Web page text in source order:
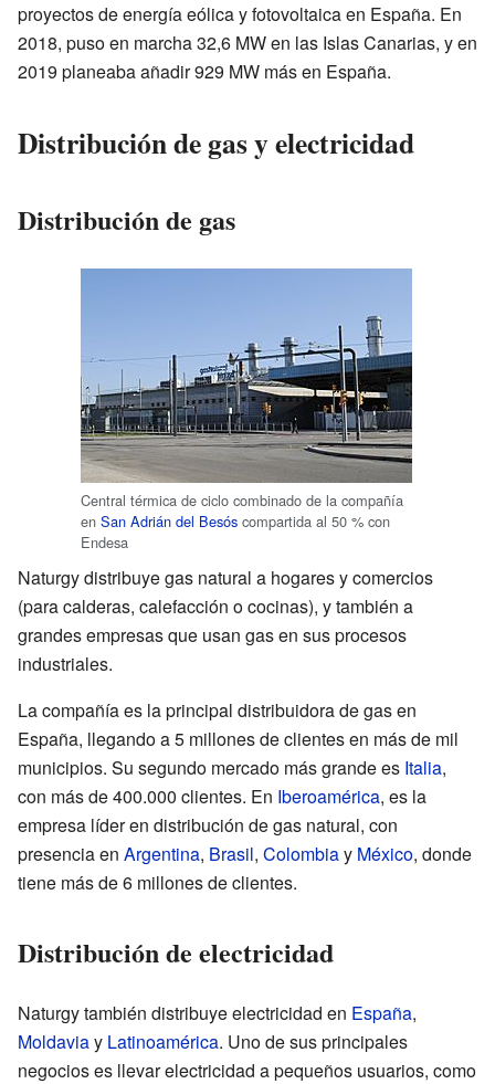
proyectos de energía eólica y fotovoltaica en España. En
2018, puso en marcha 32,6 MW en las Islas Canarias, y en
2019 planeaba añadir 929 MW más en España.
Distribución de gas y electricidad
Distribución de gas
Central térmica de ciclo combinado de la compañía
en San Adrián del Besós compartida al 50 % con
Endesa
Naturgy distribuye gas natural a hogares y comercios
(para calderas, calefacción o cocinas), y también a
grandes empresas que usan gas en sus procesos
industriales.
La compañía es la principal distribuidora de gas en
España, llegando a 5 millones de clientes en más de mil
municipios. Su segundo mercado más grande es Italia,
con más de 400.000 clientes. En Iberoamérica, es la
empresa líder en distribución de gas natural, con
presencia en Argentina, Brasil, Colombiay México, donde
tiene más de 6 millones de clientes.
Distribución de electricidad
Naturgy también distribuye electricidad en España,
Moldaviay Latinoamérica. Uno de sus principales
negocios es llevar electricidad a pequeños usuarios, como